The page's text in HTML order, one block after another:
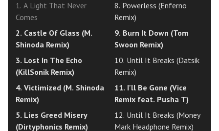
1. A Light That Never
Comes
2. Castle Of Glass (M.
Shinoda Remix)
3. Lost In The Echo
(KillSonik Remix)
4. Victimized (M. Shinoda
Remix)
5. Lies Greed Misery
(Dirtyphonics Remix)
8. Powerless (Enferno
Remix)
9. Burn It Down (Tom
Swoon Remix)
10. Until It Breaks (Datsik
Remix)
11. I'll Be Gone (Vice
Remix feat. Pusha T)
12. Until It Breaks (Money
Mark Headphone Remix)